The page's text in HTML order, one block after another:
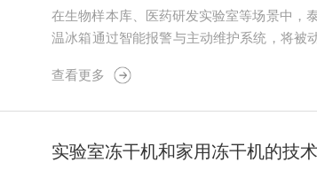
在生物样本库、医药研发实验室等场景中，
温冰箱通过智能报警与主动维护系统，将被
即触发预警。2.分级报警机制...
查看更多
实验室冻干机和家用冻干机的技